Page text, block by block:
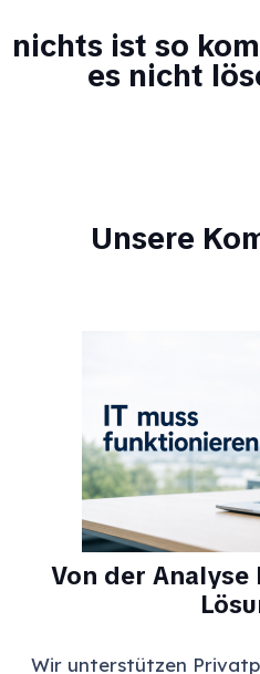
nichts ist so
es nicht
Unsere
Von der
Wir unterstützen